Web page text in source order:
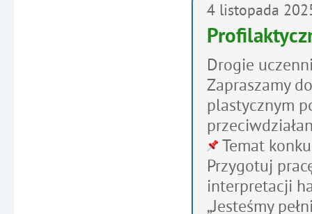
4 listopada
Drogie
Zapraszamy
plastycznym
Temat
Przygotuj
interpretacji
„Jesteśmy